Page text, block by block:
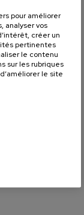
pour améliorer
analyser vos
créer un
pertinentes
le contenu
sur les rubriques
le site